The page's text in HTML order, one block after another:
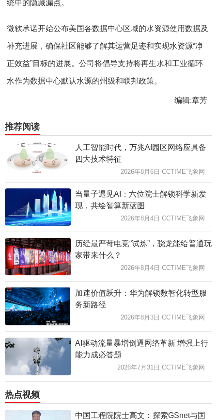
统中的隐藏漏点。
微软承诺开始公布美国各数据中心区域的水资源使用数据及
补充进展，确保社区能够了解其运营足迹和实现水资源“净
正效益”目标的进展。公司将倡导支持将再生水和工业循环
水作为数据中心默认水源的州级和联邦政策。
编辑:章芳
推荐阅读
人工智能时代，万兆AI园区网络应具备
四大技术特征
2026年8月6日 CCTIME飞象网
当量子遇见AI：六位院士解锁科学新发
现，共绘智算新蓝图
2026年8月4日 CCTIME飞象网
历经最严苛电竞“试炼”，骁龙能给普通玩
家带来什么？
2026年8月4日 CCTIME飞象网
加速价值跃升：华为解锁数智化转型服
务新路径
2026年8月3日 CCTIME飞象网
AI驱动流量暴增倒逼网络革新 增强上行
能力成必答题
2026年7月31日 CCTIME飞象网
热点视频
中国工程院院士高文：探索GSnet与国